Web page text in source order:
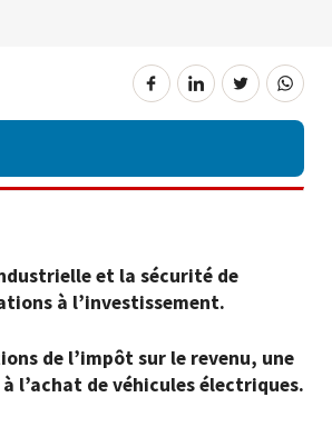
et la sécurité de
à l’investissement.
de l’impôt sur le revenu, une
l’achat de véhicules électriques.